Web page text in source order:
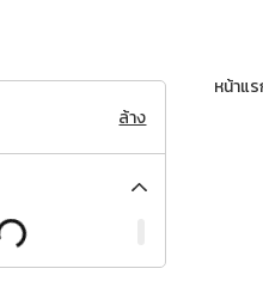
หน้าแ
ล้าง